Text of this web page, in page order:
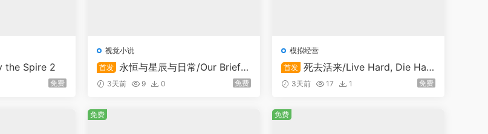
the Spire 2
免费
视觉小说
首发
永恒与星辰与日常/Our Brief E
ternity
3天前 9 0 免费
模拟经营
首发 死去活来/Live Hard, Die Har
d 3天前 17 1 免费
免费 免费